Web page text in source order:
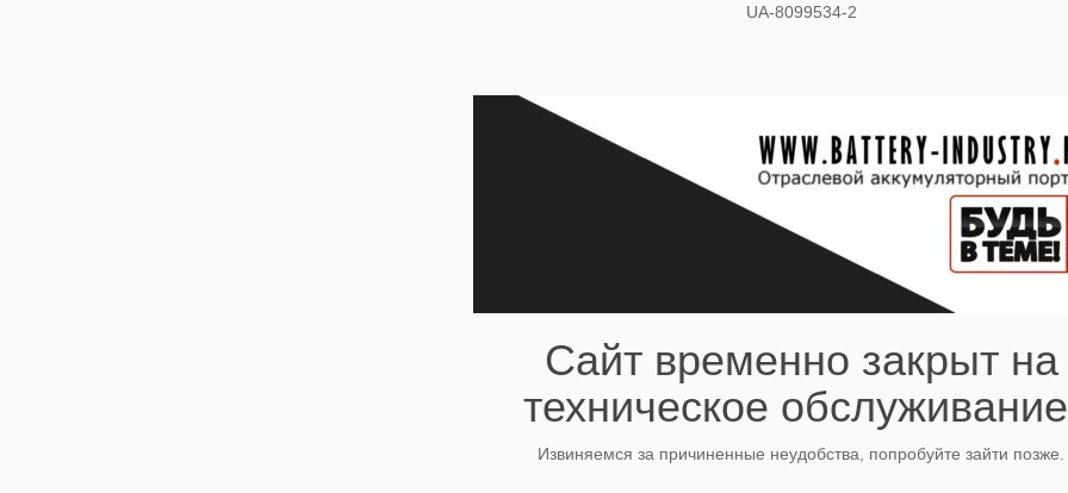
UA-8099534-2
Сайт временно закрыт на
техническое
Извиняемся за причиненные неудобства, попробуйте зайти позже.